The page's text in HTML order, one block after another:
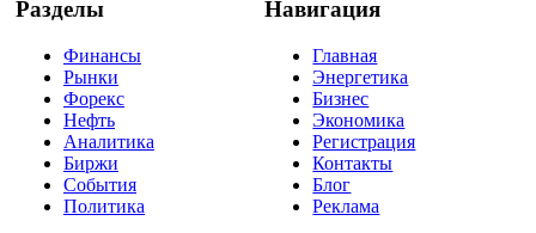
Разделы
Финансы
Рынки
Форекс
Нефть
Аналитика
Биржи
События
Политика
Навигация
Главная
Энергетика
Бизнес
Экономика
Регистрация
Контакты
Блог
Реклама